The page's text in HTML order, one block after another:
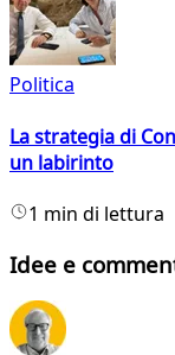
Politica
La strategia di
un labirinto
1 min di lettura
Idee e